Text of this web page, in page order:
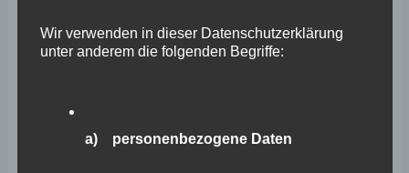
Wir verwenden in dieser Datenschutzerklärung
unter anderem die folgenden Begriffe:
a) personenbezogene Daten